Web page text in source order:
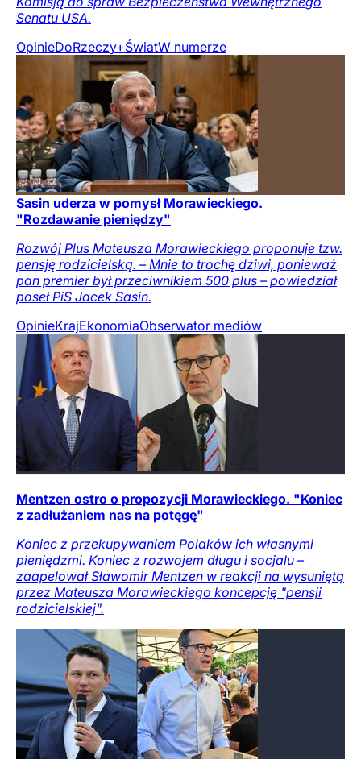
Senatu USA.
OpinieDoRzeczy+ŚwiatW numerze
Sasin uderza w pomysł Morawieckiego.
"Rozdawanie pieniędzy"
Rozwój Plus Mateusza Morawieckiego proponuje tzw.
pensję rodzicielską. – Mnie to trochę dziwi, ponieważ
pan premier był przeciwnikiem 500 plus – powiedział
poseł PiS Jacek Sasin.
OpinieKrajEkonomiaObserwator mediów
Mentzen ostro o propozycji Morawieckiego. "Koniec
z zadłużaniem nas na potęgę"
Koniec z przekupywaniem Polaków ich własnymi
pieniędzmi. Koniec z rozwojem długu i socjalu –
zaapelował Sławomir Mentzen w reakcji na wysuniętą
przez Mateusza Morawieckiego koncepcję "pensji
rodzicielskiej".